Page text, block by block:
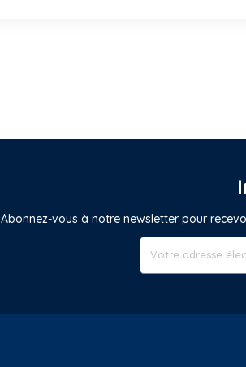
Abonnez-vous à notre newsletter pour